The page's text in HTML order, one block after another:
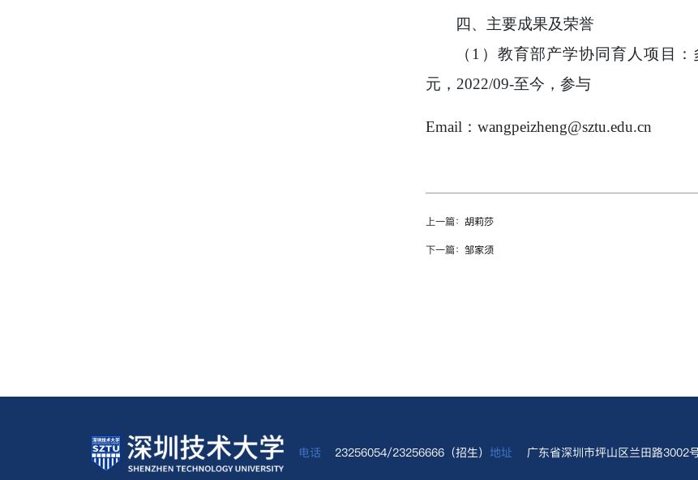
四、 主要成果及荣誉
（ 1）教育部产学协同育人项目：
元，2022/09-至今，参与
Email ： wangpeizheng@sztu.edu.cn
上一篇： 胡莉莎
下一篇： 邹家须
电话 23256054/23256666（招生） 地址 广东省深圳市坪山区兰田路3002